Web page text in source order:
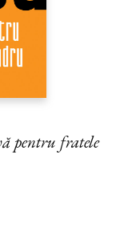
pentru fratele